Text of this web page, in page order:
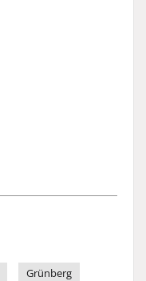
Grünberg